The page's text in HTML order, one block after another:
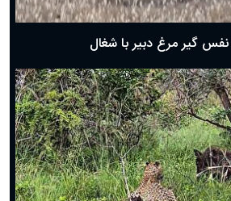
گیر مرغ دبیر با شغال